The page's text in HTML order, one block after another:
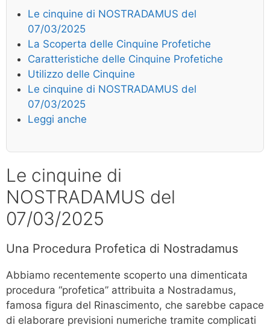
Le cinquine di NOSTRADAMUS del
07/03/2025
La Scoperta delle Cinquine Profetiche
Caratteristiche delle Cinquine Profetiche
Utilizzo delle Cinquine
Le cinquine di NOSTRADAMUS del
07/03/2025
Leggi anche
Le cinquine di
NOSTRADAMUS del
07/03/2025
Una Procedura Profetica di Nostradamus
Abbiamo recentemente scoperto una dimenticata
procedura “profetica” attribuita a Nostradamus,
famosa figura del Rinascimento, che sarebbe capace
di elaborare previsioni numeriche tramite complicati